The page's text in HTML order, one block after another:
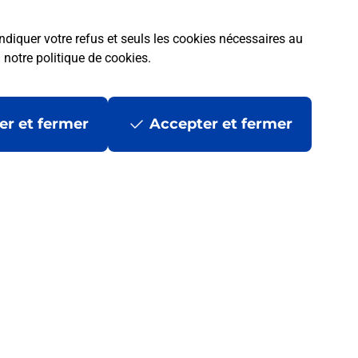
votre refus et seuls les cookies nécessaires au
notre politique de cookies.
et fermer Accepter et fermer